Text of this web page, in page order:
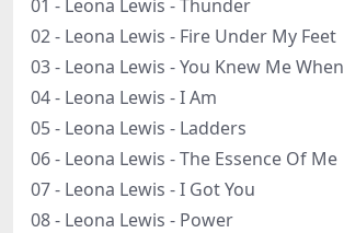
01 - Leona Lewis - Thunder
02 - Leona Lewis - Fire Under My Feet
03 - Leona Lewis - You Knew Me When
04 - Leona Lewis - I Am
05 - Leona Lewis - Ladders
06 - Leona Lewis - The Essence Of Me
07 - Leona Lewis - I Got You
08 - Leona Lewis - Power